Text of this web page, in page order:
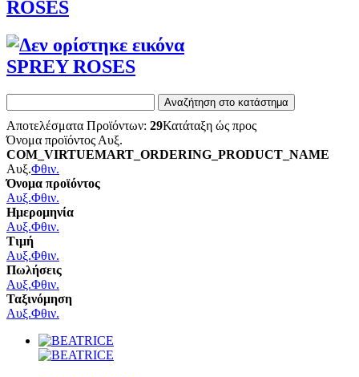
ROSES
SPREY ROSES
Αποτελέσματα Προϊόντων: 29Κατάταξη ώς προς
Όνομα προϊόντος Αυξ.
COM_VIRTUEMART_ORDERING_PRODUCT_NAME
Αυξ.Φθιν.
Όνομα προϊόντος
Αυξ.Φθιν.
Ημερομηνία
Αυξ.Φθιν.
Τιμή
Αυξ.Φθιν.
Πωλήσεις
Αυξ.Φθιν.
Ταξινόμηση
Αυξ.Φθιν.